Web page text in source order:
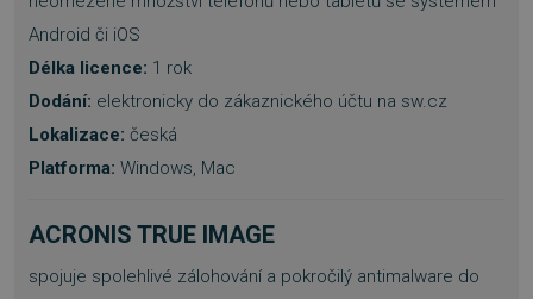
Android či iOS
Délka licence: 1 rok
Dodání: elektronicky do zákaznického účtu na sw.cz
Lokalizace: česká
Platforma: Windows, Mac
ACRONIS TRUE IMAGE
spojuje spolehlivé zálohování a pokročilý antimalware do